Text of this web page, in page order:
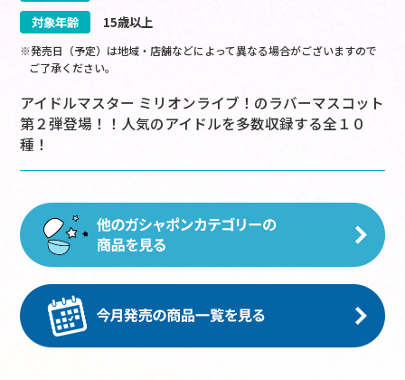
対象年齢
15歳以上
※発売日（予定）は地域・店舗などによって異なる場合がございますので
ご了承ください。
アイドルマスター ミリオンライブ！のラバーマスコット
第２弾登場！！人気のアイドルを多数収録する全１０
種！